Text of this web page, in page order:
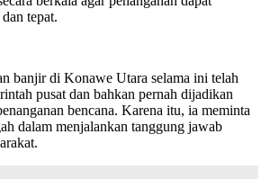
tepat.
banjir di Konawe Utara selama ini telah
pusat dan bahkan pernah dijadikan
bencana. Karena itu, ia meminta
dalam menjalankan tanggung jawab